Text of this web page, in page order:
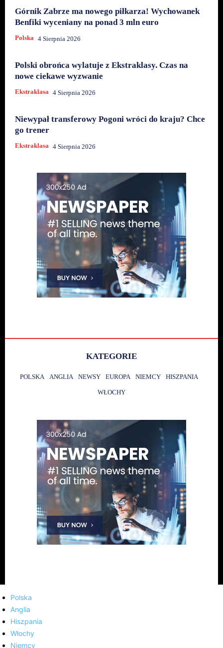
Górnik Zabrze ma nowego piłkarza! Wychowanek
Benfiki wyceniany na ponad 3 mln euro
Polska 4 Sierpnia 2026
Polski obrońca wylatuje z Ekstraklasy. Czas na
nowe ciekawe wyzwanie
Ekstraklasa 4 Sierpnia 2026
Niewypał transferowy Pogoni wróci do kraju? Chce
go trener
Ekstraklasa 4 Sierpnia 2026
KATEGORIE
POLSKA ANGLIA NEWSY EUROPA NIEMCY HISZPANIA
WŁOCHY
Polska
Anglia
Hiszpania
Włochy
Niemcy